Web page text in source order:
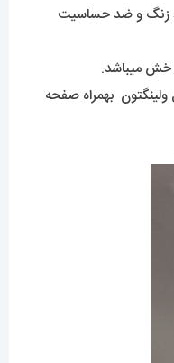
زنگ و ضد حساسیت
میباشد.
بهمراه صفحه